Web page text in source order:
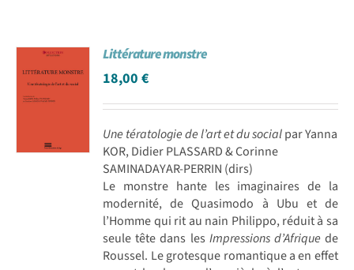
Littérature monstre
18,00€
Une tératologie de l’art et du socialpar Yanna
KOR, Didier PLASSARD & Corinne
SAMINADAYAR-PERRIN (dirs)
Le monstre hante les imaginaires de la
modernité, de Quasimodo à Ubu et de
l’Homme qui rit au nain Philippo, réduit à sa
seule tête dans les Impressions d’Afrique de
Roussel. Le grotesque romantique a en effet